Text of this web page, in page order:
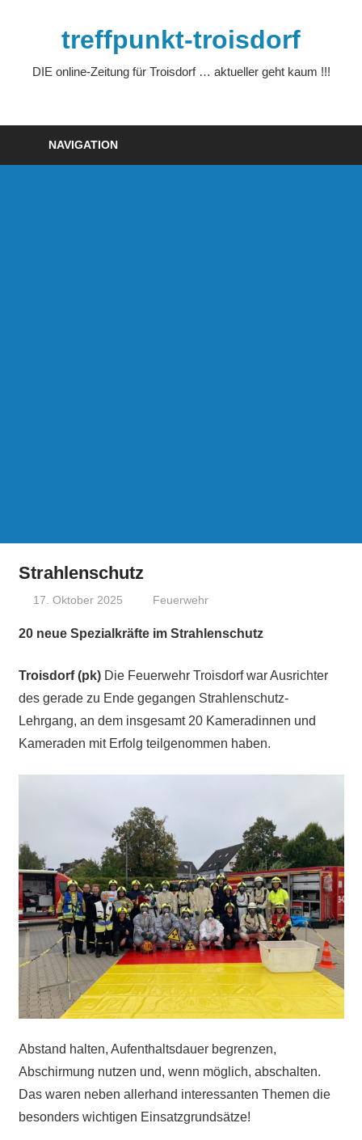
treffpunkt-troisdorf
DIE online-Zeitung für Troisdorf … aktueller geht kaum !!!
NAVIGATION
Strahlenschutz
17. Oktober 2025 treffpunkt
Feuerwehr
20 neue Spezialkräfte im Strahlenschutz
Troisdorf (pk)Die Feuerwehr Troisdorf war Ausrichter
des gerade zu Ende gegangen Strahlenschutz-
Lehrgang, an dem insgesamt 20 Kameradinnen und
Kameraden mit Erfolg teilgenommen haben.
Abstand halten, Aufenthaltsdauer begrenzen,
Abschirmung nutzen und, wenn möglich, abschalten.
Das waren neben allerhand interessanten Themen die
besonders wichtigen Einsatzgrundsätze!